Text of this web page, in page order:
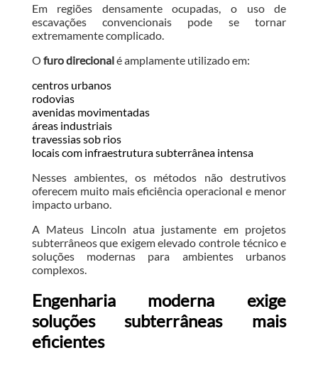
Em regiões densamente ocupadas, o uso de
escavações convencionais pode se tornar
extremamente complicado.
O furo direcionalé amplamente utilizado em:
centros urbanos
rodovias
avenidas movimentadas
áreas industriais
travessias sob rios
locais com infraestrutura subterrânea intensa
Nesses ambientes, os métodos não destrutivos
oferecem muito mais eficiência operacional e menor
impacto urbano.
A Mateus Lincoln atua justamente em projetos
subterrâneos que exigem elevado controle técnico e
soluções modernas para ambientes urbanos
complexos.
Engenharia moderna exige
soluções subterrâneas mais
eficientes